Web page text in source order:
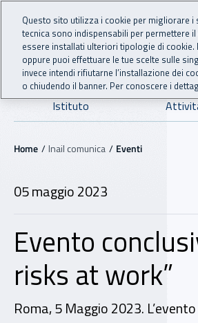
Vai al menu principale
Vai al contenuto principale
INAIL -
Navigazione
Istituto
Navigazione - Ti trovi in:
Home Inail comunica Eventi
05 maggio 2023
Evento
risks at work”
Roma, 5 Maggio 2023.
Questo sito utilizza i cookie per migliorare i
tecnica sono indispensabili per permettere
essere installati ulteriori tipologie di cookie.
oppure puoi effettuare le tue scelte sulle
invece intendi rifiutarne l’installazione dei
o chiudendo il banner. Per conoscere i